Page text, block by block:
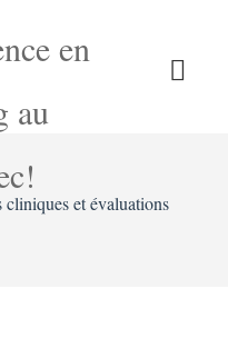
et évaluations